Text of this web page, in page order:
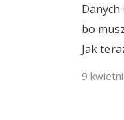
bo
Jak
9